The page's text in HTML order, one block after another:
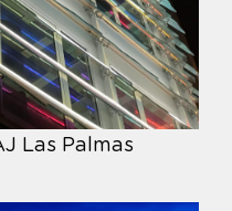
Las Palmas